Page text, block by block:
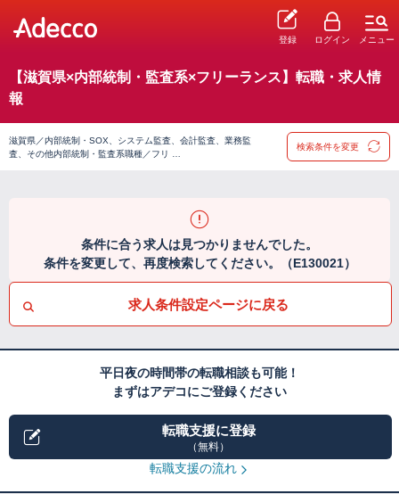
登録 ログイン メニュー
【滋賀県×内部統制・監査系×フリーランス】転職・求人情
報
滋賀県／内部統制・SOX、システム監査、会計監査、業務監
査、その他内部統制・監査系職種／フリ …
検索条件を変更
条件に合う求人は見つかりませんでした。
条件を変更して、再度検索してください。（E130021）
求人条件設定ページに戻る
平日夜の時間帯の転職相談も可能！
まずはアデコにご登録ください
転職支援に登録
（無料）
転職支援の流れ